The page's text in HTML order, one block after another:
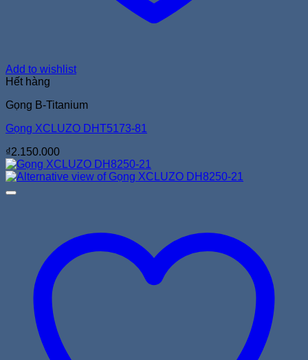
Add to wishlist
Hết hàng
Gọng B-Titanium
Gọng XCLUZO DHT5173-81
₫2.150.000